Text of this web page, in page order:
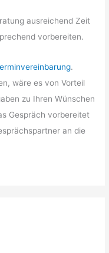
ausreichend Zeit
vorbereiten.
.
wäre es von Vorteil
zu Ihren Wünschen
Gespräch vorbereitet
an die